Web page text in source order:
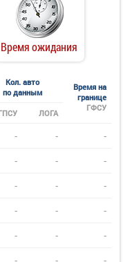
Время ожидания
Кол. авто
по данным
Время на
границе
ГФСУ
ЛОГА
- - -
- - -
- - -
- - -
- - -